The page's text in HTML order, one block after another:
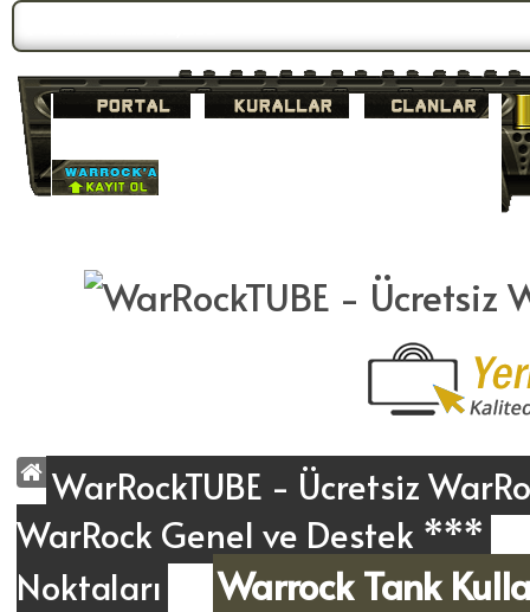
WarRockTUBE - Ücretsiz
WarRock Genel ve Destek ***
Noktaları
Warrock Tank